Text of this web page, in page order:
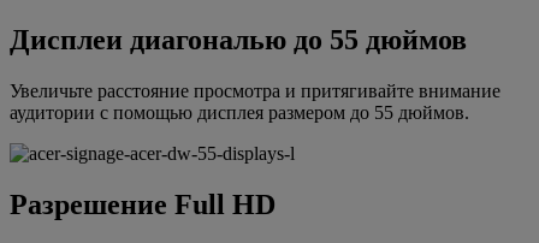
Дисплеи диагональю до 55 дюймов
Увеличьте расстояние просмотра и притягивайте внимание
аудитории с помощью дисплея размером до 55 дюймов.
Разрешение Full HD